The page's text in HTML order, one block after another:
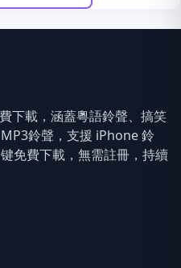
下載，涵蓋粵語鈴聲、搞笑
鈴聲，支援 iPhone 鈴
免費下載，無需註冊，持續